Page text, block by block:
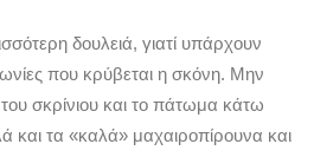
δουλειά, γιατί υπάρχουν
που κρύβεται η σκόνη. Μην
σκρίνιου και το πάτωμα κάτω
και τα «καλά» μαχαιροπίρουνα και